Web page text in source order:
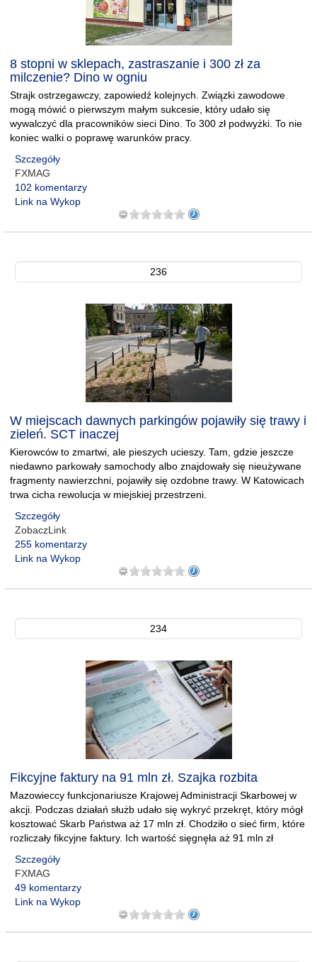
8 stopni w sklepach, zastraszanie i 300 zł za
milczenie? Dino w ogniu
Strajk ostrzegawczy, zapowiedź kolejnych. Związki zawodowe
mogą mówić o pierwszym małym sukcesie, który udało się
wywalczyć dla pracowników sieci Dino. To 300 zł podwyżki. To nie
koniec walki o poprawę warunków pracy.
Szczegóły
FXMAG
102 komentarzy
Link na Wykop
236
W miejscach dawnych parkingów pojawiły się trawy i
zieleń. SCT inaczej
Kierowców to zmartwi, ale pieszych ucieszy. Tam, gdzie jeszcze
niedawno parkowały samochody albo znajdowały się nieużywane
fragmenty nawierzchni, pojawiły się ozdobne trawy. W Katowicach
trwa cicha rewolucja w miejskiej przestrzeni.
Szczegóły
ZobaczLink
255 komentarzy
Link na Wykop
234
Fikcyjne faktury na 91 mln zł. Szajka rozbita
Mazowieccy funkcjonariusze Krajowej Administracji Skarbowej w
akcji. Podczas działań służb udało się wykryć przekręt, który mógł
kosztować Skarb Państwa aż 17 mln zł. Chodziło o sieć firm, które
rozliczały fikcyjne faktury. Ich wartość sięgnęła aż 91 mln zł
Szczegóły
FXMAG
49 komentarzy
Link na Wykop